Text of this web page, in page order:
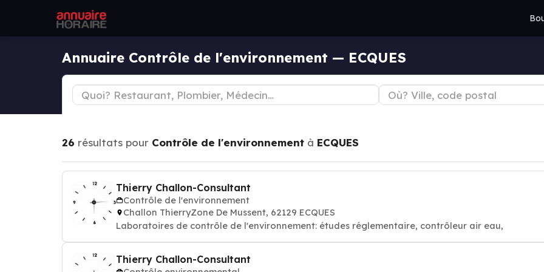
Annuaire Contrôle de l'environnement — ECQUES
26 résultats pour Contrôle de l'environnement à ECQUES
Thierry Challon-Consultant
Contrôle de l'environnement
Challon ThierryZone De Mussent, 62129 ECQUES
Laboratoires de contrôle de l'environnement: études réglementaire, contrôleur air eau,
Thierry Challon-Consultant